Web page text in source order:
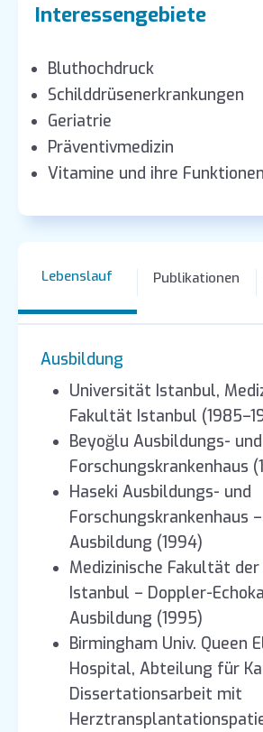
Interessengebiete
Bluthochdruck
Schilddrüsenerkrankungen
Geriatrie
Präventivmedizin
Vitamine und ihre Funktionen
Lebenslauf Publikationen
Ausbildung
Universität Istanbul,
Fakultät Istanbul
Beyoğlu Ausbildungs- und
Forschungskrankenhaus
Haseki Ausbildungs- und
Forschungskrankenhaus
Ausbildung (1994)
Medizinische Fakultät
Istanbul – Doppler-
Ausbildung (1995)
Birmingham Univ. Queen
Hospital, Abteilung für
Dissertationsarbeit mit